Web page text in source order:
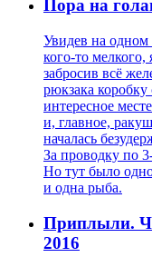
Пора на
Увидев на одном
кого-то мелкого,
забросив всё
рюкзака
интересное
и, главное,
началась
За проводку по
Но тут было
и одна рыба.
Приплыли.
2016